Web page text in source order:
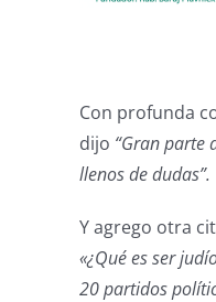
Con profunda
dijo “Gran parte
llenos de dudas”.
Y agrego otra
«¿Qué es ser
20 partidos